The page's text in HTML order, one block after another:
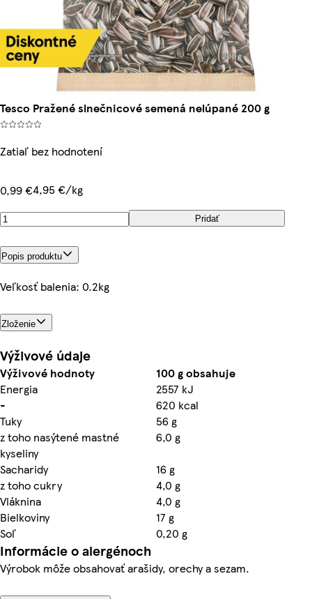
Tesco Pražené slnečnicové semená nelúpané 200 g
Zatiaľ bez hodnotení
0,99 €4,95 €/kg
Pridať
Popis produktu
Veľkosť balenia: 0.2kg
Zloženie
Výživové údaje
Výživové hodnoty
100 g obsahuje
Energia
2557 kJ
-
620 kcal
Tuky
56 g
z toho nasýtené mastné
kyseliny
6,0 g
Sacharidy
16 g
z toho cukry
4,0 g
Vláknina
4,0 g
Bielkoviny
17 g
Soľ
0,20 g
Informácie o alergénoch
Výrobok môže obsahovať arašidy, orechy a sezam.